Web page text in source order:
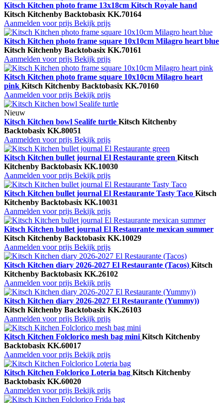
Kitsch Kitchen photo frame 13x18cm Kitsch Royale hand
Kitsch Kitchenby Backtobasix KK.70164
Aanmelden voor prijs Bekijk prijs
Kitsch Kitchen photo frame square 10x10cm Milagro heart blue
Kitsch Kitchenby Backtobasix KK.70161
Aanmelden voor prijs Bekijk prijs
Kitsch Kitchen photo frame square 10x10cm Milagro heart
pink Kitsch Kitchenby Backtobasix KK.70160
Aanmelden voor prijs Bekijk prijs
Nieuw
Kitsch Kitchen bowl Sealife turtle Kitsch Kitchenby
Backtobasix KK.80051
Aanmelden voor prijs Bekijk prijs
Kitsch Kitchen bullet journal El Restaurante green Kitsch
Kitchenby Backtobasix KK.10030
Aanmelden voor prijs Bekijk prijs
Kitsch Kitchen bullet journal El Restaurante Tasty Taco Kitsch
Kitchenby Backtobasix KK.10031
Aanmelden voor prijs Bekijk prijs
Kitsch Kitchen bullet journal El Restaurante mexican summer
Kitsch Kitchenby Backtobasix KK.10029
Aanmelden voor prijs Bekijk prijs
Kitsch Kitchen diary 2026-2027 El Restaurante (Tacos) Kitsch
Kitchenby Backtobasix KK.26102
Aanmelden voor prijs Bekijk prijs
Kitsch Kitchen diary 2026-2027 El Restaurante (Yummy))
Kitsch Kitchenby Backtobasix KK.26103
Aanmelden voor prijs Bekijk prijs
Kitsch Kitchen Folclorico mesh bag mini Kitsch Kitchenby
Backtobasix KK.60017
Aanmelden voor prijs Bekijk prijs
Kitsch Kitchen Folclorico Loteria bag Kitsch Kitchenby
Backtobasix KK.60020
Aanmelden voor prijs Bekijk prijs